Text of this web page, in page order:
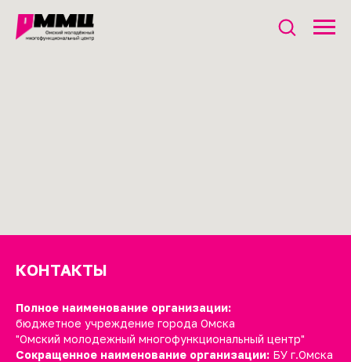
КОНТАКТЫ
Полное наименование организации:
бюджетное учреждение города Омска
"Омский молодежный многофункциональный центр"
Сокращенное наименование организации: БУ г.Омска